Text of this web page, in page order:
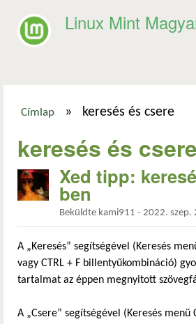
Linux Mint
Címlap » keresés és csere
keresés és csere
Xed tipp:
ben
Beküldte kami911 - 2022. szep.
A „Keresés” segítségével (Keresés
vagy CTRL + F billentyűkombináció)
tartalmat az éppen megnyitott
A „Csere” segítségével (Keresés menü